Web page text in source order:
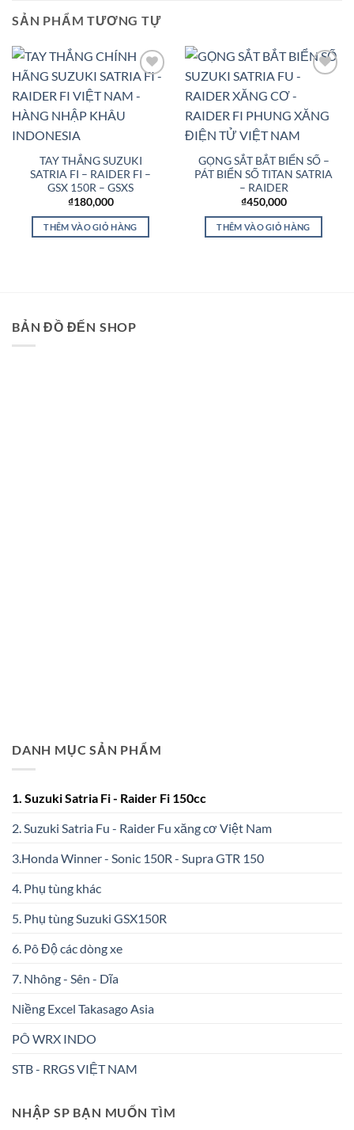
SẢN PHẨM TƯƠNG TỰ
Wishlist
TAY THẮNG SUZUKI
SATRIA FI – RAIDER FI –
GSX 150R – GSXS
₫180,000
THÊM VÀO GIỎ HÀNG
GỌNG SẮT BẮT BIỂN SỐ –
PÁT BIỂN SỐ TITAN SATRIA
– RAIDER
₫450,000
THÊM VÀO GIỎ HÀNG
BẢN ĐỒ ĐẾN SHOP
DANH MỤC SẢN PHẨM
1. Suzuki Satria Fi - Raider Fi 150cc
2. Suzuki Satria Fu - Raider Fu xăng cơ Việt Nam
3.Honda Winner - Sonic 150R - Supra GTR 150
4. Phụ tùng khác
5. Phụ tùng Suzuki GSX150R
6. Pô Độ các dòng xe
7. Nhông - Sên - Dĩa
Niềng Excel Takasago Asia
PÔ WRX INDO
STB - RRGS VIỆT NAM
NHẬP SP BẠN MUỐN TÌM